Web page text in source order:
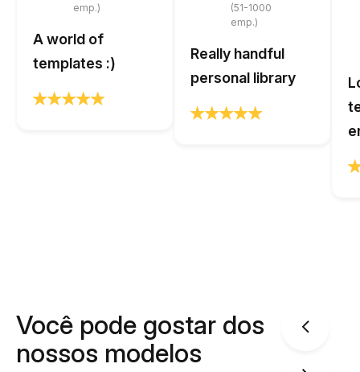
emp.)
A world of
templates :)
(51-1000
emp.)
Really handful
personal library
Você pode gostar dos
nossos modelos